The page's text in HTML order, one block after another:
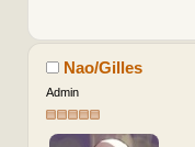
Nao/Gilles
Admin